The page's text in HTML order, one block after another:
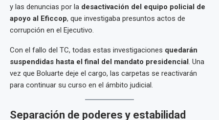
y las denuncias por la desactivación del equipo policial de
apoyo al Eficcop, que investigaba presuntos actos de
corrupción en el Ejecutivo.
Con el fallo del TC, todas estas investigaciones quedarán
suspendidas hasta el final del mandato presidencial. Una
vez que Boluarte deje el cargo, las carpetas se reactivarán
para continuar su curso en el ámbito judicial.
Separación de poderes y estabilidad